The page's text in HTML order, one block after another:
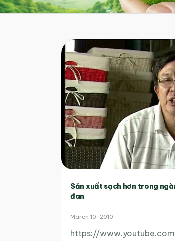
Sản xuất sạch hơn trong
đan
March 10, 2010
https://